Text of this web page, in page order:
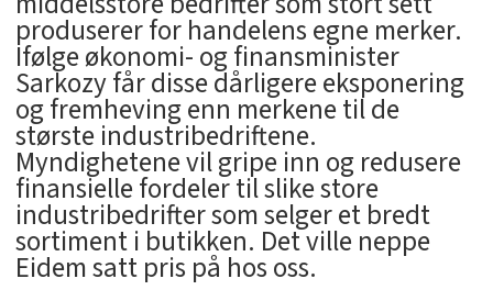
produserer for handelens egne merker.
Ifølge økonomi- og finansminister
Sarkozy får disse dårligere eksponering
og fremheving enn merkene til de
største industribedriftene.
Myndighetene vil gripe inn og redusere
finansielle fordeler til slike store
industribedrifter som selger et bredt
sortiment i butikken. Det ville neppe
Eidem satt pris på hos oss.